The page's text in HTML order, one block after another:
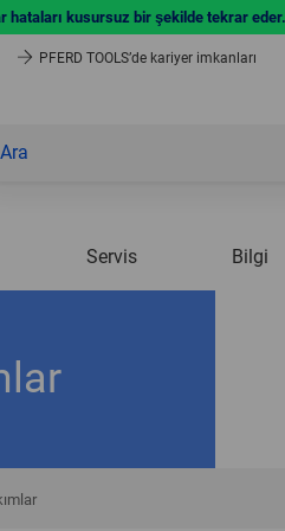
hataları kusursuz bir şekilde tekrar
PFERD TOOLS’de kariyer imkanları
Servis Bilgi